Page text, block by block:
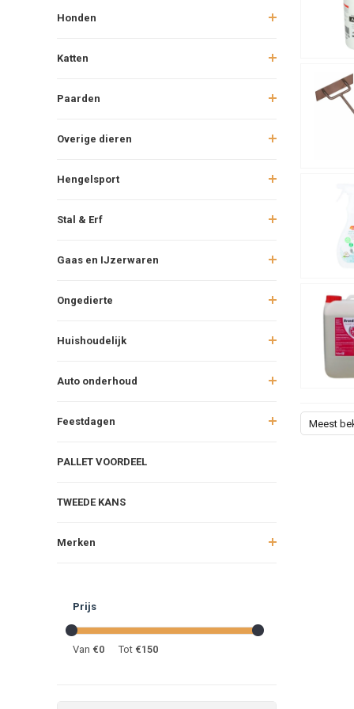
Honden
Katten
Paarden
Overige dieren
Hengelsport
Stal & Erf
Gaas en IJzerwaren
Ongedierte
Huishoudelijk
Auto onderhoud
Feestdagen
PALLET VOORDEEL
TWEEDE KANS
Merken
Prijs
Van €0 Tot €150
Naast
Met
schema
Meest